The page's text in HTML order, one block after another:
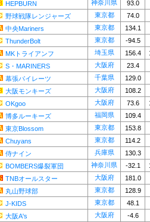
HEPBURN 神奈川県
93.0
野球戦隊レンジャーズ 東京都
74.0
中央Mariners 東京都
134.1
ThunderBolt 東京都
-94.5
MKトライアンフ 埼玉県 156.4
S・MARINERS 大阪府
23.4
幕張パイレーツ 千葉県
129.0
大阪モンキーズ 大阪府
108.2
OKgoo 大阪府 73.6
博多ルーキーズ 福岡県
109.4
東京Blossom 東京都
153.8
Chuyans 東京都
114.2
侍ナイン 兵庫県
130.3
BOMBERS爆裂軍団 神奈川県 -32.1
TNBオールスター 大阪府
181.0
丸山野球部 東京都
128.9
J-KIDS 東京都
48.1
大阪A's 大阪府
-4.6